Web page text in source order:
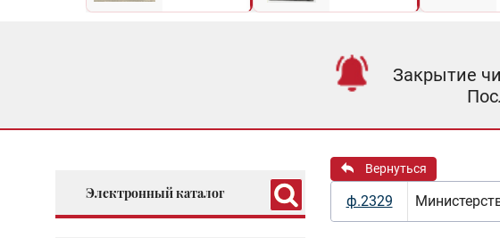
Закрытие
Электронный каталог
Вернуться
ф.2329